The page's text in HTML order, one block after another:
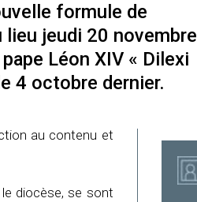
formule de
jeudi 20 novembre
Léon XIV « Dilexi
4 octobre dernier.
au contenu et
diocèse, se sont